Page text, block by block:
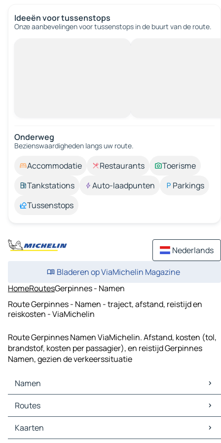
Ideeën voor tussenstops
Onze aanbevelingen voor tussenstops in de buurt van de route.
Onderweg
Bezienswaardigheden langs uw route.
Accommodatie Restaurants
Toerisme
Tankstations
Auto-laadpunten
Parkings
Tussenstops
Nederlands
Bladeren op ViaMichelin Magazine
HomeRoutesGerpinnes - Namen
Route Gerpinnes - Namen - traject, afstand, reistijd en
reiskosten - ViaMichelin
Route Gerpinnes Namen ViaMichelin. Afstand, kosten (tol,
brandstof, kosten per passagier), en reistijd Gerpinnes
Namen, gezien de verkeerssituatie
Namen
Namen Kaarten
Namen Verkeer
Namen Hotels
Namen Restaurants
Routes
Routes Namen - Brussel
Routes Namen - Antwerpen
Kaarten